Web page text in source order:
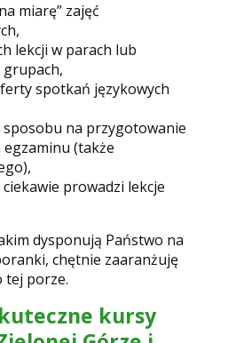
miarę” zajęć
lekcji w parach lub
spotkań językowych
na przygotowanie
egzaminu (także
prowadzi lekcje
dysponują Państwo na
chętnie zaaranżuję
tej porze.
kursy